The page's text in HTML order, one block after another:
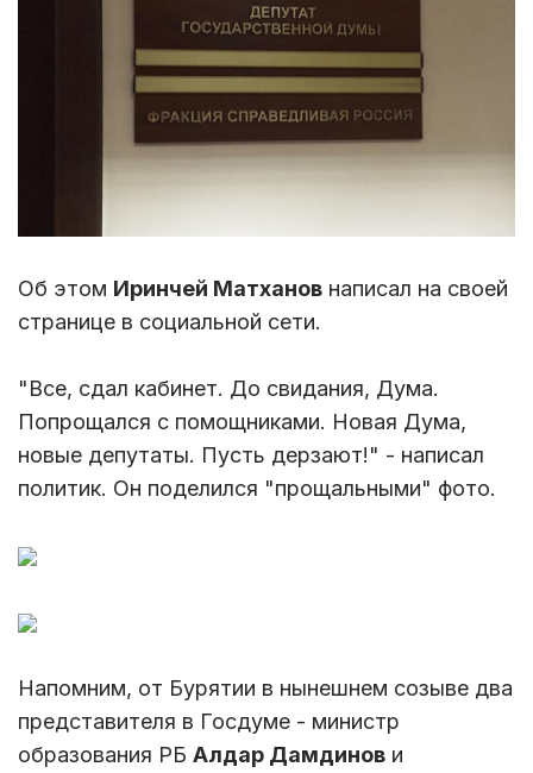
Об этом Иринчей Матханов написал на своей
странице в социальной сети.
"Все, сдал кабинет. До свидания, Дума.
Попрощался с помощниками. Новая Дума,
новые депутаты. Пусть дерзают!" - написал
политик. Он поделился "прощальными" фото.
Напомним, от Бурятии в нынешнем созыве два
представителя в Госдуме - министр
образования РБ Алдар Дамдинов и